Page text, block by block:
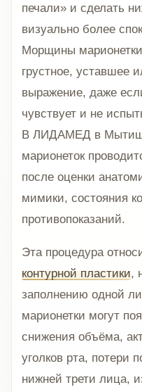
печали» и сделать
визуально более
Морщины
грустное, уставшее
выражение, даже
чувствует и не
В ЛИДАМЕД в
марионеток
после оценки
мимики, состояния
противопоказаний.
Эта процедура
контурной пластики,
заполнению одной
марионетки могут
снижения объёма,
уголков рта, потери
нижней трети лица,